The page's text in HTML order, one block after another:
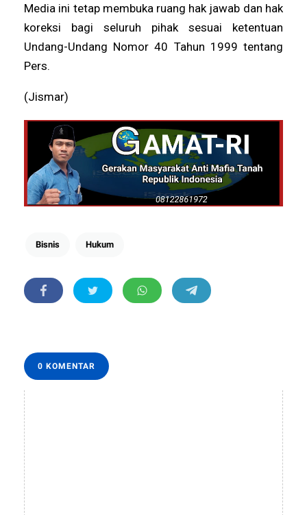
Media ini tetap membuka ruang hak jawab dan hak
koreksi bagi seluruh pihak sesuai ketentuan
Undang-Undang Nomor 40 Tahun 1999 tentang
Pers.
(Jismar)
Bisnis Hukum
0 KOMENTAR